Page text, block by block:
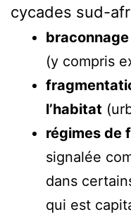
cycades sud-
(y compris
l’habitat
régimes de
signalée
dans
qui est